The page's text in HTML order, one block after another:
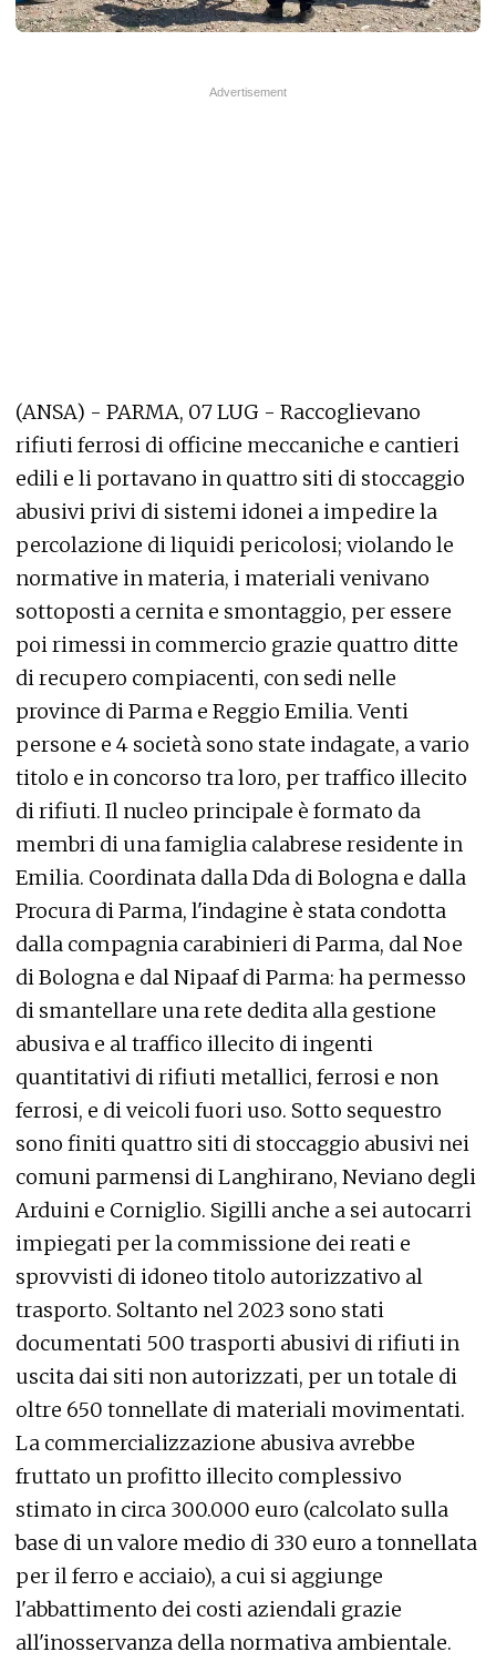
(ANSA) - PARMA, 07 LUG - Raccoglievano
rifiuti ferrosi di officine meccaniche e cantieri
edili e li portavano in quattro siti di stoccaggio
abusivi privi di sistemi idonei a impedire la
percolazione di liquidi pericolosi; violando le
normative in materia, i materiali venivano
sottoposti a cernita e smontaggio, per essere
poi rimessi in commercio grazie quattro ditte
di recupero compiacenti, con sedi nelle
province di Parma e Reggio Emilia. Venti
persone e 4 società sono state indagate, a vario
titolo e in concorso tra loro, per traffico illecito
di rifiuti. Il nucleo principale è formato da
membri di una famiglia calabrese residente in
Emilia. Coordinata dalla Dda di Bologna e dalla
Procura di Parma, l'indagine è stata condotta
dalla compagnia carabinieri di Parma, dal Noe
di Bologna e dal Nipaaf di Parma: ha permesso
di smantellare una rete dedita alla gestione
abusiva e al traffico illecito di ingenti
quantitativi di rifiuti metallici, ferrosi e non
ferrosi, e di veicoli fuori uso. Sotto sequestro
sono finiti quattro siti di stoccaggio abusivi nei
comuni parmensi di Langhirano, Neviano degli
Arduini e Corniglio. Sigilli anche a sei autocarri
impiegati per la commissione dei reati e
sprovvisti di idoneo titolo autorizzativo al
trasporto. Soltanto nel 2023 sono stati
documentati 500 trasporti abusivi di rifiuti in
uscita dai siti non autorizzati, per un totale di
oltre 650 tonnellate di materiali movimentati.
La commercializzazione abusiva avrebbe
fruttato un profitto illecito complessivo
stimato in circa 300.000 euro (calcolato sulla
base di un valore medio di 330 euro a tonnellata
per il ferro e acciaio), a cui si aggiunge
l'abbattimento dei costi aziendali grazie
all'inosservanza della normativa ambientale.